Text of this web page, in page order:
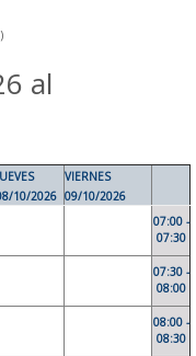
al
10/2026
VIERNES
09/10/2026
07:00 -
07:30
07:30 -
08:00
08:00 -
08:30